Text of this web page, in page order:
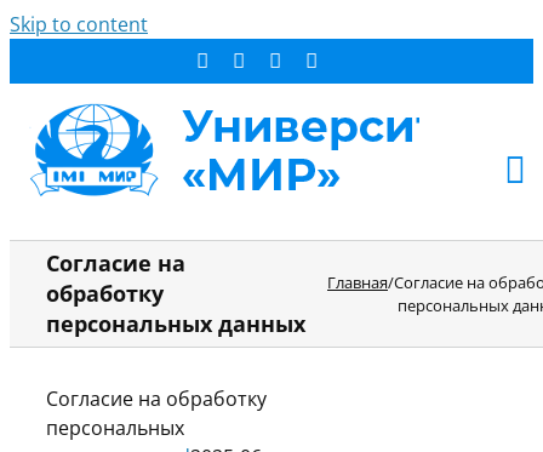
Skip to content
АБИТУРИЕНТУ
СТУДЕНТУ
ДОПОБРАЗОВАНИЕ
НОВОСТИ
КОНТАКТЫ
Согласие на
обработку
персональных данных
Главная/Согласие на
персональных
Согласие на обработку
персональных